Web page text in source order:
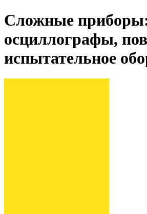
Сложные
осциллографы,
испытательное